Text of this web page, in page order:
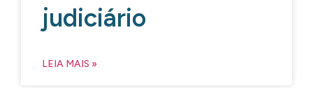
judiciário
LEIA MAIS »